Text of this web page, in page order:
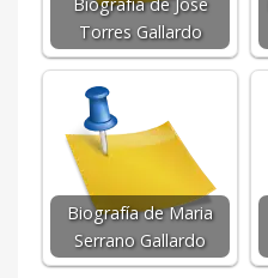
Torres Gallardo
Biografía de Maria
Serrano Gallardo